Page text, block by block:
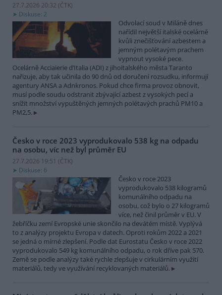
27.7.2026 20:32 (ČTK)
Diskuse: 2
Odvolací soud v Miláně dnes
nařídil největší italské ocelárně
kvůli znečišťování azbestem a
jemným polétavým prachem
vypnout vysoké pece.
Ocelárně Acciaierie d’Italia (ADI) z jihoitalského města Taranto
nařizuje, aby tak učinila do 90 dnů od doručení rozsudku, informují
agentury ANSA a Adnkronos. Pokud chce firma provoz obnovit,
musí podle soudu odstranit zbývající azbest z vysokých pecí a
snížit množství vypuštěných jemných polétavých prachů PM10 a
PM2,5.
Česko v roce 2023 vyprodukovalo 538 kg na odpadu
na osobu, víc než byl průměr EU
27.7.2026 19:51 (ČTK)
Diskuse: 6
Česko v roce 2023
vyprodukovalo 538 kilogramů
komunálního odpadu na
osobu, což bylo o 27 kilogramů
více, než činil průměr v EU. V
žebříčku zemí Evropské unie skončilo na devátém místě. Vyplývá
to z analýzy projektu Evropa v datech. Oproti rokům 2022 a 2021
se jedná o mírné zlepšení. Podle dat Eurostatu Česko v roce 2022
vyprodukovalo 549 kg komunálního odpadu, o rok dříve pak 570.
Země se podle analýzy také rychle zlepšuje v cirkulárním využití
materiálů, tedy ve využívání recyklovaných materiálů.